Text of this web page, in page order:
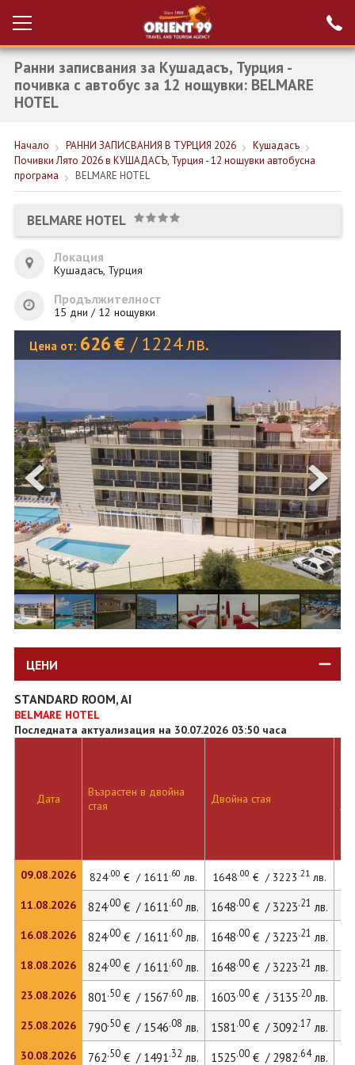
Вход за агенти
Проверка на
резервация
НОВА ГОДИНА ТУРЦИЯ
НОВА ГОДИНА
ЕКЗОТИКА
ЕКСКУРЗИИ
ОЩЕ
ФИРМЕНИ ДОКУМЕНТИ
0700 144 34 Запитване
ПОСЛЕДВАЙТЕ НИ
Ранни записвания за Кушадасъ, Турция -
почивка с автобус за 12 нощувки: BELMARE
HOTEL
Начало РАННИ ЗАПИСВАНИЯ В ТУРЦИЯ 2026
Кушадасъ
Почивки Лято 2026 в КУШАДАСЪ, Турция - 12 нощувки автобусна
програма
BELMARE HOTEL
BELMARE HOTEL
Локация
Кушадасъ, Турция
Продължителност
15 дни / 12 нощувки
Цена от: 626€ / 1224лв.
ЦЕНИ
STANDARD ROOM, AI
BELMARE HOTEL
Последната актуализация на 30.07.2026 03:50 часа
Дата
09.08.2026
11.08.2026
16.08.2026
18.08.2026
23.08.2026
25.08.2026
30.08.2026
Възрастен в двойна
стая
Двойна стая
824.00 € / 1611.60 лв. 1648.00 € / 3223.21лв.
824.00€ / 1611.60лв. 1648.00€ / 3223.21 лв.
824.00€ / 1611.60лв. 1648.00€ / 3223.21 лв.
824.00€ / 1611.60лв. 1648.00€ / 3223.21 лв.
801.50€ / 1567.60лв. 1603.00€ / 3135.20лв.
790.50€ / 1546.08 лв. 1581.00€ / 3092.17 лв.
762.50€ / 1491.32 лв. 1525.00€ / 2982.64лв.